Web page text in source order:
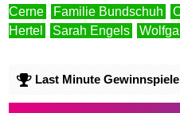
Cerne Familie Bundschuh
Hertel
Sarah Engels
Last Minute Gewinnspiele